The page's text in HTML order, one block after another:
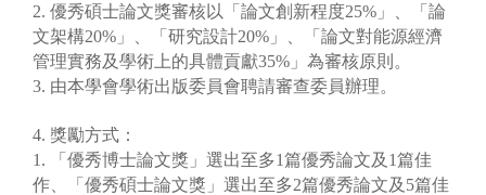
2. 優秀碩士論文獎審核以「論文創新程度25%」、「論
文架構20%」、「研究設計20%」、「論文對能源經濟
管理實務及學術上的具體貢獻35%」為審核原則。
3. 由本學會學術出版委員會聘請審查委員辦理。
4. 獎勵方式：
1. 「優秀博士論文獎」選出至多1篇優秀論文及1篇佳
作、「優秀碩士論文獎」選出至多2篇優秀論文及5篇佳